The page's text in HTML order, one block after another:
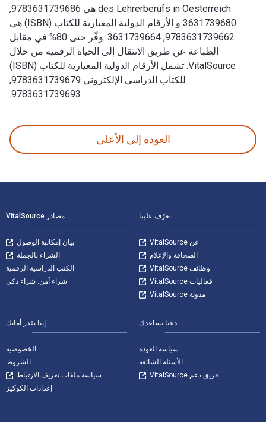
des Lehrerberufs in Oesterreich هي 9783631739686,
3631739680 و الأرقام الدولية المعيارية للكتاب (ISBN) هي
9783631739662, 3631739664. وفّر حتى 80% في مقابل
الطباعة عن طريق الانتقال إلى الحياة الرقمية من خلال
VitalSource. تشمل الأرقام الدولية المعيارية للكتاب (ISBN)
للكتاب الدراسي الإلكتروني 9783631739679,
9783631739693.
العودة إلى الأعلى
تعرّف علينا
عن VitalSource
الصحافة والإعلام
وظائف VitalSource
فعاليات VitalSource
مدونة VitalSource
مصادر VitalSource
بيان إمكانية الوصول
الشراء بالجملة
الكتب الدراسية الرقمية
شراء آمن. شراء ذكي
دعنا نساعدك
سياسة العودة
الأسئلة الشائعة
فريق دعم VitalSource
إننا نقدر أمانك
الخصوصية
الشروط
سياسة ملفات تعريف الارتباط
إعدادات الكوكيز